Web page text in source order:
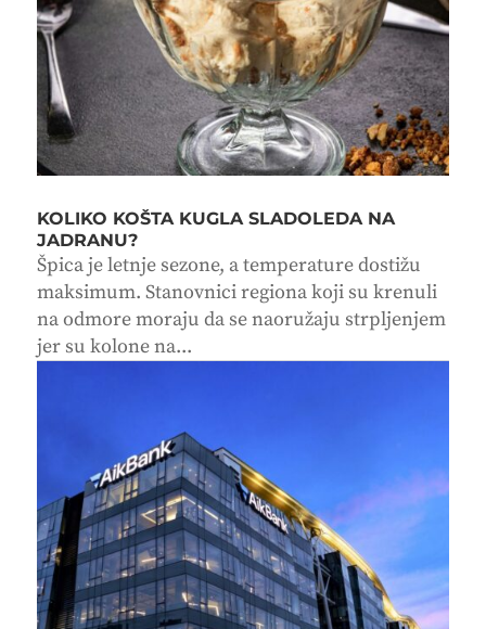
KOLIKO KOŠTA KUGLA SLADOLEDA NA
JADRANU?
Špica je letnje sezone, a temperature dostižu
maksimum. Stanovnici regiona koji su krenuli
na odmore moraju da se naoružaju strpljenjem
jer su kolone na...